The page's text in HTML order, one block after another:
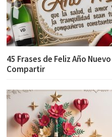
45 Frases de Feliz Año
Compartir